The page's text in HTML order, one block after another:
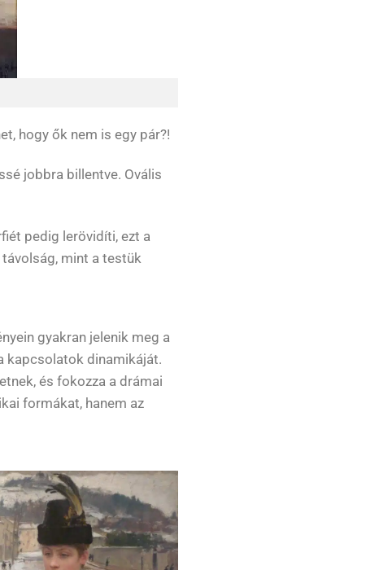
hogy ők nem is egy pár?!
jobbra billentve. Ovális
pedig lerövidíti, ezt a
mint a testük
gyakran jelenik meg a
kapcsolatok dinamikáját.
és fokozza a drámai
formákat, hanem az